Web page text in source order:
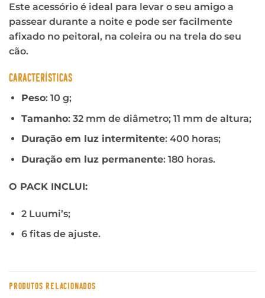
Este acessório é ideal para levar o seu amigo a
passear durante a noite e pode ser facilmente
afixado no peitoral, na coleira ou na trela do seu
cão.
CARACTERÍSTICAS
Peso: 10 g;
Tamanho: 32 mm de diâmetro; 11 mm de altura;
Duração em luz intermitente: 400 horas;
Duração em luz permanente: 180 horas.
O PACK INCLUI:
2 Luumi’s;
6 fitas de ajuste.
PRODUTOS RELACIONADOS